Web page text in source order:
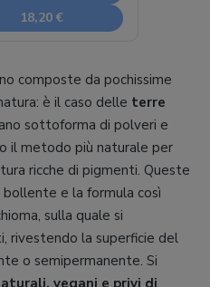
18,20 €
composte da pochissime
è il caso delle terre
sottoforma di polveri e
il metodo più naturale per
ricche di pigmenti. Queste
e la formula così
sulla quale si
rivestendo la superficie del
o semipermanente. Si
vegani e privi di